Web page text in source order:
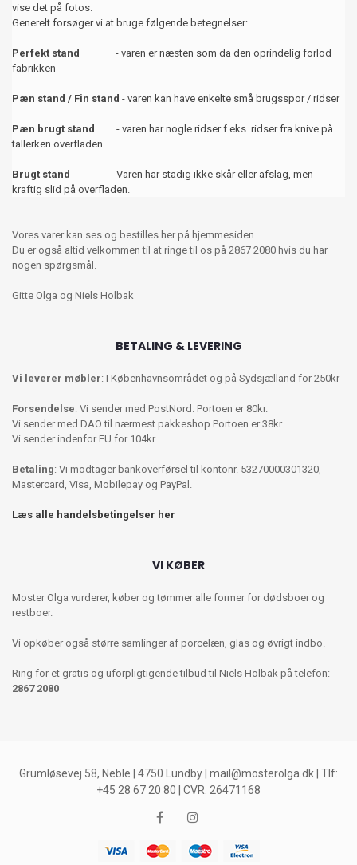
vise det på fotos.
Generelt forsøger vi at bruge følgende betegnelser:
Perfekt stand - varen er næsten som da den oprindelig forlod
fabrikken
Pæn stand / Fin stand - varen kan have enkelte små brugsspor / ridser
Pæn brugt stand
- varen har nogle ridser f.eks. ridser fra knive på
tallerken overfladen
Brugt stand
- Varen har stadig ikke skår eller afslag, men
kraftig slid på overfladen.
Vores varer kan ses og bestilles her på hjemmesiden.
Du er også altid velkommen til at ringe til os på 2867 2080 hvis du har
nogen spørgsmål.
Gitte Olga og Niels Holbak
BETALING & LEVERING
Vi leverer møbler: I Københavnsområdet og på Sydsjælland for 250kr
Forsendelse: Vi sender med PostNord. Portoen er 80kr.
Vi sender med DAO til nærmest pakkeshop Portoen er 38kr.
Vi sender indenfor EU for 104kr
Betaling: Vi modtager bankoverførsel til kontonr. 53270000301320,
Mastercard, Visa, Mobilepay og PayPal.
Læs alle handelsbetingelser her
VI KØBER
Moster Olga vurderer, køber og tømmer alle former for dødsboer og
restboer.
Vi opkøber også større samlinger af porcelæn, glas og øvrigt indbo.
Ring for et gratis og uforpligtigende tilbud til Niels Holbak på telefon:
2867 2080
Grumløsevej 58, Neble | 4750 Lundby | mail@mosterolga.dk | Tlf:
+45 28 67 20 80 | CVR: 26471168